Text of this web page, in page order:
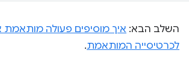
השלב הבא: איך מוסיפים פעולה מותאמת
לכרטיסייה המותאמת.